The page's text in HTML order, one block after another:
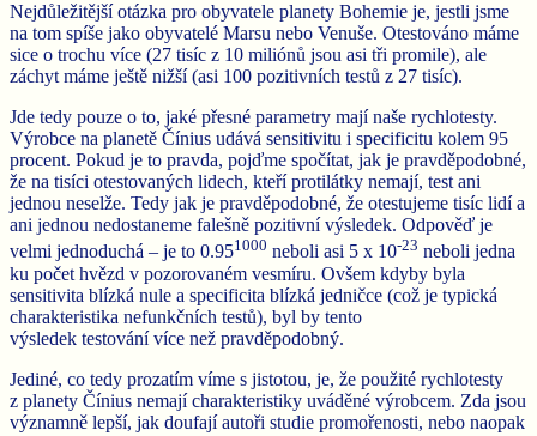
Nejdůležitější otázka pro obyvatele planety Bohemie je, jestli jsme
na tom spíše jako obyvatelé Marsu nebo Venuše. Otestováno máme
sice o trochu více (27 tisíc z 10 miliónů jsou asi tři promile), ale
záchyt máme ještě nižší (asi 100 pozitivních testů z 27 tisíc).
Jde tedy pouze o to, jaké přesné parametry mají naše rychlotesty.
Výrobce na planetě Čínius udává sensitivitu i specificitu kolem 95
procent. Pokud je to pravda, pojďme spočítat, jak je pravděpodobné,
že na tisíci otestovaných lidech, kteří protilátky nemají, test ani
jednou neselže. Tedy jak je pravděpodobné, že otestujeme tisíc lidí a
ani jednou nedostaneme falešně pozitivní výsledek. Odpověď je
velmi jednoduchá – je to 0.951000 neboli asi 5 x 10-23 neboli jedna
ku počet hvězd v pozorovaném vesmíru. Ovšem kdyby byla
sensitivita blízká nule a specificita blízká jedničce (což je typická
charakteristika nefunkčních testů), byl by tento
výsledek testování více než pravděpodobný.
Jediné, co tedy prozatím víme s jistotou, je, že použité rychlotesty
z planety Čínius nemají charakteristiky uváděné výrobcem. Zda jsou
významně lepší, jak doufají autoři studie promořenosti, nebo naopak